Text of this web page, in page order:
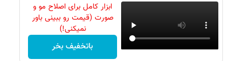
ابزار کامل برای اصلاح مو و
صورت (قیمت رو ببینی باور
نمیکنی!)
باتخفیف بخر